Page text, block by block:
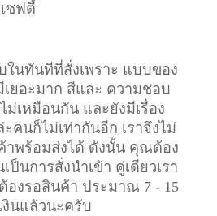
ซฟตี้
นทันทีที่สั่งเพราะ แบบของ
เยอะมาก สีและ ความชอบ
เหมือนกัน และยังมีเรื่อง
คนก็ไม่เท่ากันอีก เราจึงไม่
าพร้อมส่งได้ ดังนั้น คุณต้อง
ป็นการสั่งนำเข้า คู่เดียวเรา
งรอสินค้า ประมาณ 7 - 15
งินแล้วนะครับ